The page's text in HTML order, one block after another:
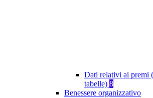
Dati relativi ai premi
tabelle) 8
Benessere organizzativo